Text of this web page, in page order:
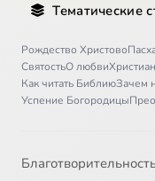
Тематические
Рождество Христово
СвятостьО любви
Как читать БиблиюЗачем
Успение Богородицы